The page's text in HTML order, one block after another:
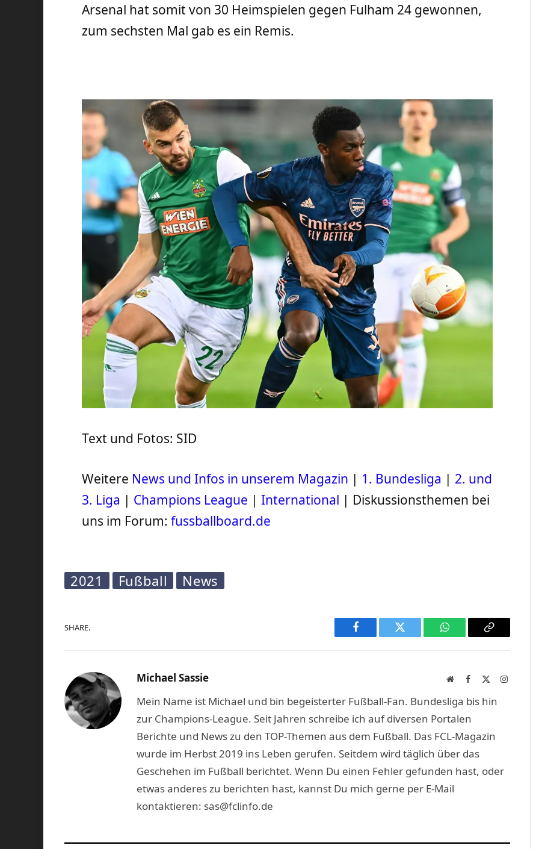
Arsenal hat somit von 30 Heimspielen gegen Fulham 24 gewonnen,
zum sechsten Mal gab es ein Remis.
Text und Fotos: SID
Weitere News und Infos in unserem Magazin | 1. Bundesliga | 2. und
3. Liga | Champions League |International | Diskussionsthemen bei
uns im Forum:fussballboard.de
2021 Fußball News
SHARE.
Facebook Twitter WhatsAppCopy
Michael Sassie WebsiteFacebook
Mein Name ist Michael und bin begeisterter Fußball-Fan. Bundesliga bis hin
zur Champions-League. Seit Jahren schreibe ich auf diversen Portalen
Berichte und News zu den TOP-Themen aus dem Fußball. Das FCL-Magazin
wurde im Herbst 2019 ins Leben gerufen. Seitdem wird täglich über das
Geschehen im Fußball berichtet. Wenn Du einen Fehler gefunden hast, oder
etwas anderes zu berichten hast, kannst Du mich gerne per E-Mail
kontaktieren: sas@fclinfo.de